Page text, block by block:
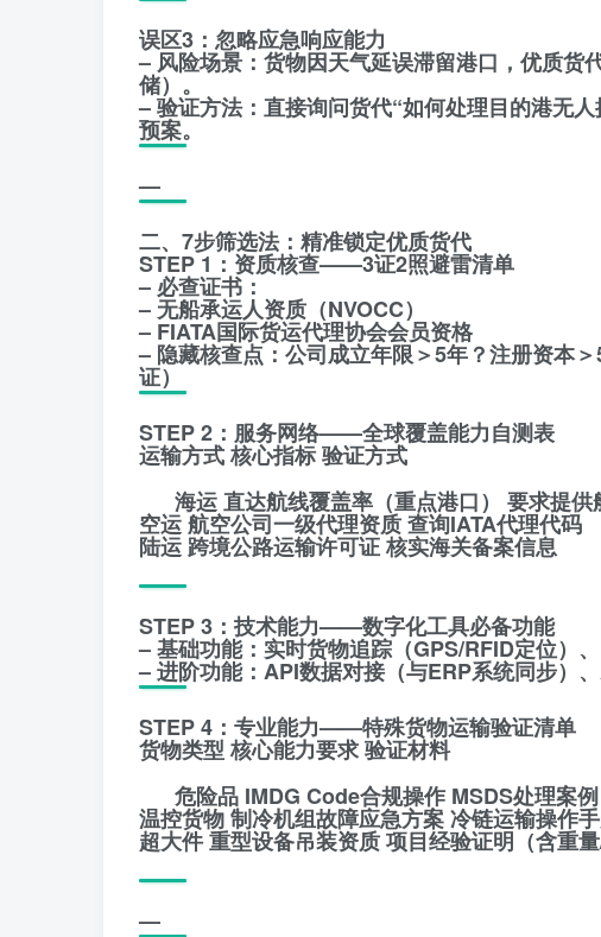
误区3：忽略应急响应能力
– 风险场景：货物因天气延误滞留港口，优质货
储）。
– 验证方法：直接询问货代“如何处理目的港无
预案。
—
二、7步筛选法：精准锁定优质货代
STEP 1：资质核查——3证2照避雷清单
– 必查证书：
– 无船承运人资质（NVOCC）
– FIATA国际货运代理协会会员资格
– 隐藏核查点：公司成立年限＞5年？注册资本
证）
STEP 2：服务网络——全球覆盖能力自测表
运输方式 核心指标 验证方式
海运 直达航线覆盖率（重点港口） 要求提
空运 航空公司一级代理资质 查询IATA代理代码
陆运 跨境公路运输许可证 核实海关备案信息
STEP 3：技术能力——数字化工具必备功能
– 基础功能：实时货物追踪（GPS/RFID定位）
– 进阶功能：API数据对接（与ERP系统同步）
STEP 4：专业能力——特殊货物运输验证清单
货物类型 核心能力要求 验证材料
危险品 IMDG Code合规操作 MSDS处理案例
温控货物 制冷机组故障应急方案 冷链运输操作
超大件 重型设备吊装资质 项目经验证明（含重量/
—